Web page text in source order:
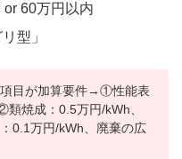
60万円以内
型」
目が加算要件→①性能表
焼成：0.5万円/kWh、
0.1万円/kWh、廃棄の広